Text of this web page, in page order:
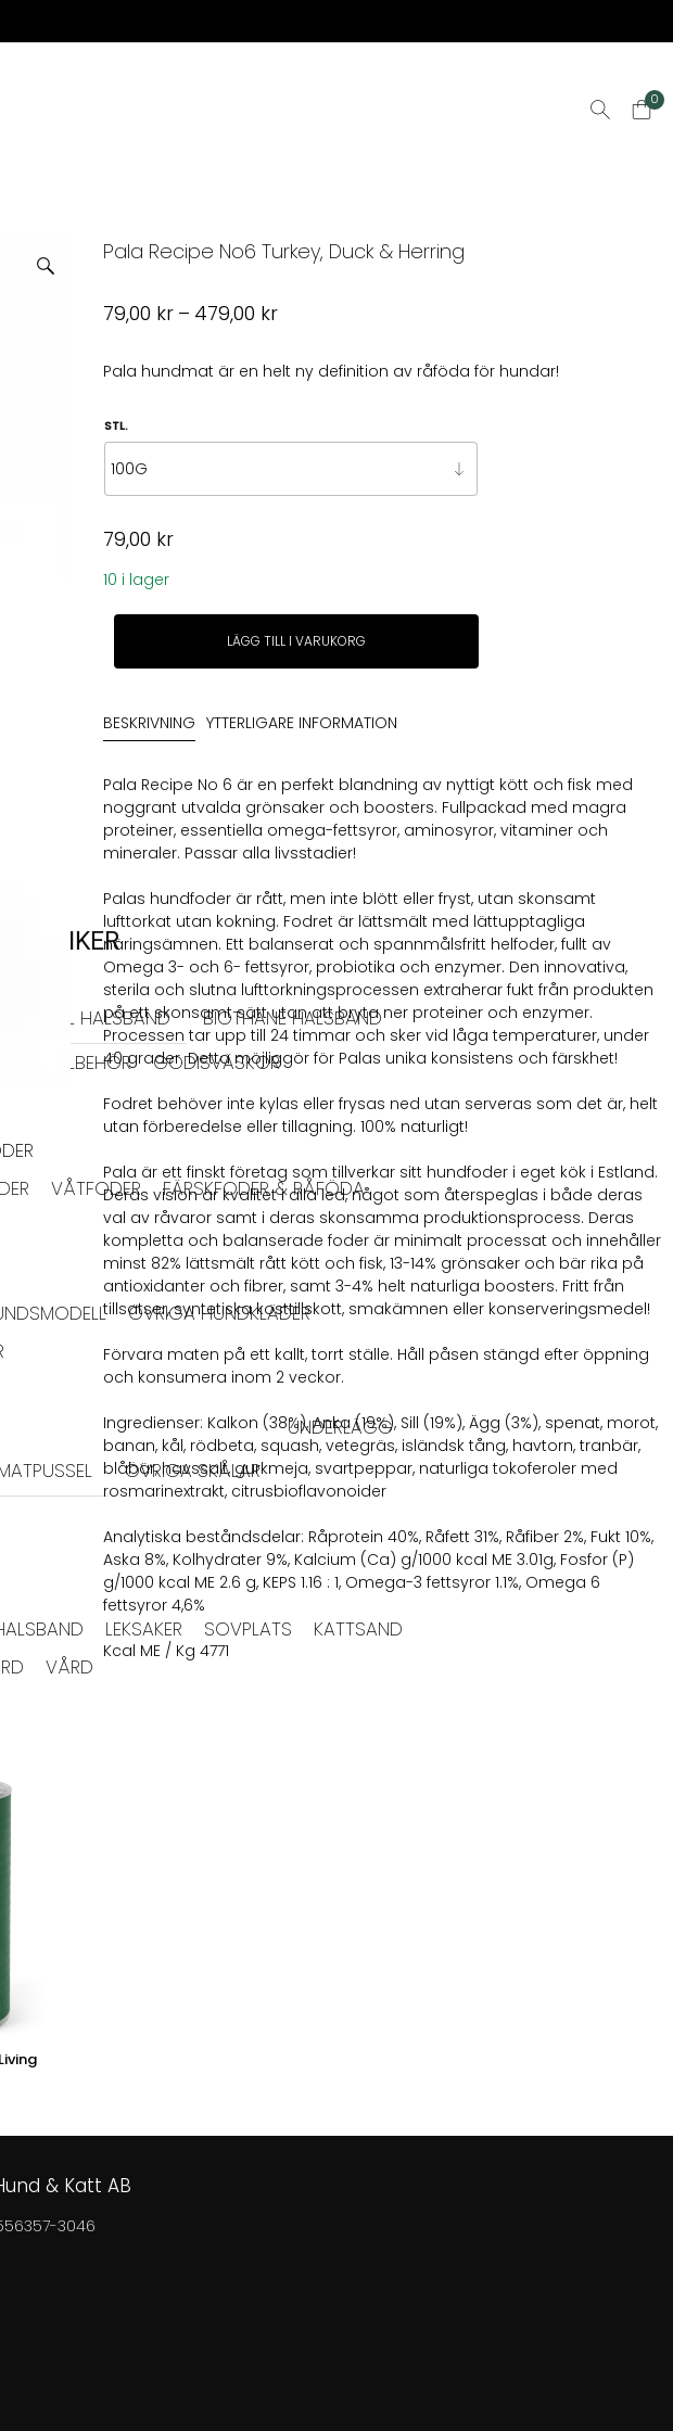
TEXTIL HALSBAND
BIOTHANE HALSBAND
& TILLBEHÖR GODISVÄSKOR
VÅTFODER FÄRSKFODER & RÅFÖDA
ÖVRIGA HUNDKLÄDER
ÖVRIGA SKÅLAR
UNDERLÄGG
LEKSAKER SOVPLATS
KATTSAND
VÅRD
BUTIKER
0
Pala Recipe No6 Turkey, Duck & Herring
79,00 kr – 479,00 krPrisintervall:
till
Pala hundmat är en helt ny definition av råföda för hundar!
STL.
79,00 kr
10 i lager
Pala
No6
Duck
&
mängd
LÄGG TILL I VARUKORG
BESKRIVNING YTTERLIGARE INFORMATION
Pala Recipe No 6 är en perfekt blandning av nyttigt kött och fisk med
noggrant utvalda grönsaker och boosters. Fullpackad med magra
proteiner, essentiella omega-fettsyror, aminosyror, vitaminer och
mineraler. Passar alla livsstadier!
Palas hundfoder är rått, men inte blött eller fryst, utan skonsamt
lufttorkat utan kokning. Fodret är lättsmält med lättupptagliga
näringsämnen. Ett balanserat och spannmålsfritt helfoder, fullt av
Omega 3- och 6- fettsyror, probiotika och enzymer. Den innovativa,
sterila och slutna lufttorkningsprocessen extraherar fukt från produkten
på ett skonsamt sätt utan att bryta ner proteiner och enzymer.
Processen tar upp till 24 timmar och sker vid låga temperaturer, under
40 grader. Detta möjliggör för Palas unika konsistens och färskhet!
Fodret behöver inte kylas eller frysas ned utan serveras som det är, helt
utan förberedelse eller tillagning. 100% naturligt!
Pala är ett finskt företag som tillverkar sitt hundfoder i eget kök i Estland.
Deras vision är kvalitet i alla led, något som återspeglas i både deras
val av råvaror samt i deras skonsamma produktionsprocess. Deras
kompletta och balanserade foder är minimalt processat och innehåller
minst 82% lättsmält rått kött och fisk, 13-14% grönsaker och bär rika på
antioxidanter och fibrer, samt 3-4% helt naturliga boosters. Fritt från
tillsatser, syntetiska kosttillskott, smakämnen eller konserveringsmedel!
Förvara maten på ett kallt, torrt ställe. Håll påsen stängd efter öppning
och konsumera inom 2 veckor.
Ingredienser: Kalkon (38%), Anka (19%), Sill (19%), Ägg (3%), spenat, morot,
banan, kål, rödbeta, squash, vetegräs, isländsk tång, havtorn, tranbär,
blåbär, havssalt, gurkmeja, svartpeppar, naturliga tokoferoler med
rosmarinextrakt, citrusbioflavonoider
Analytiska beståndsdelar: Råprotein 40%, Råfett 31%, Råfiber 2%, Fukt 10%,
Aska 8%, Kolhydrater 9%, Kalcium (Ca) g/1000 kcal ME 3.01g, Fosfor (P)
g/1000 kcal ME 2.6 g, KEPS 1.16 : 1, Omega-3 fettsyror 1.1%, Omega 6
fettsyror 4,6%
Kcal ME / Kg 4771
& Katt AB
3046